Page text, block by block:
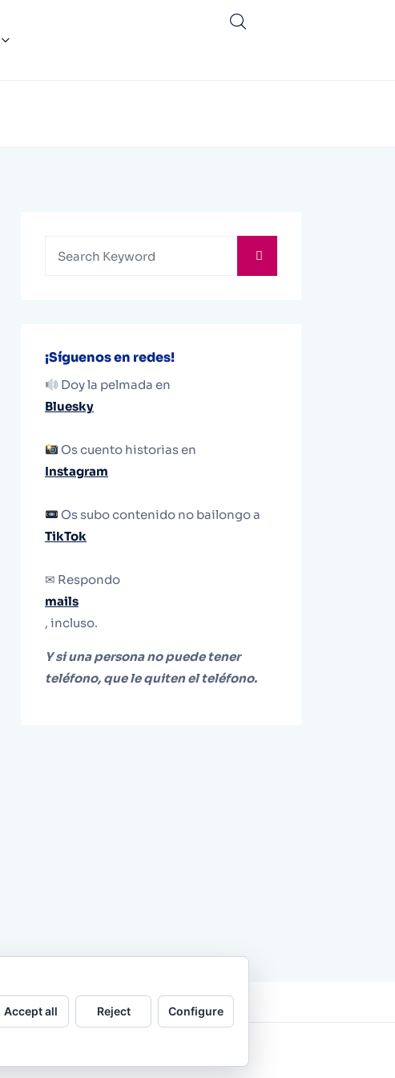
¡Síguenos en redes!
Doy la pelmada en
Bluesky
Os cuento historias en
Instagram
Os subo contenido no bailongo a
TikTok
✉ Respondo
mails
, incluso.
Y si una persona no puede tener
teléfono, que le quiten el teléfono.
Accept all Reject Configure